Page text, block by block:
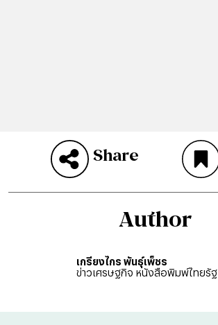
Share
Author
เกรียงไกร พันธ์ุเพ็ชร
ข่าวเศรษฐกิจ หนังสือพิมพ์ไทยรัฐ